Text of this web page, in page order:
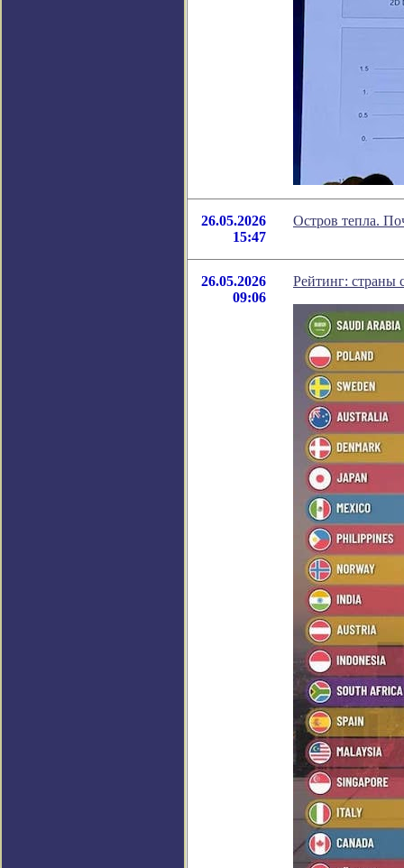
26.05.2026
15:47
Остров тепла.
26.05.2026
09:06
Рейтинг: страны